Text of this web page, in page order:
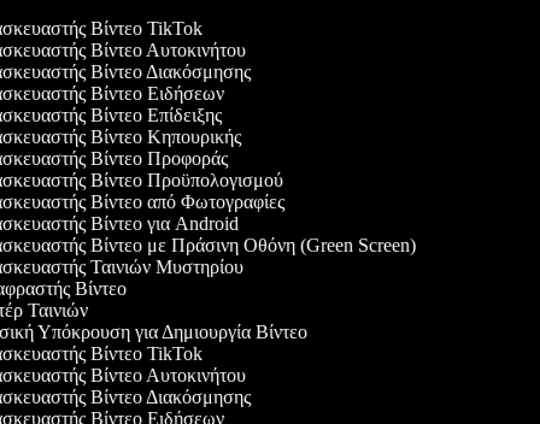
Βίντεο TikTok
Βίντεο Αυτοκινήτου
Βίντεο Διακόσμησης
Βίντεο Ειδήσεων
Βίντεο Επίδειξης
Βίντεο Κηπουρικής
Βίντεο Προφοράς
Βίντεο Προϋπολογισμού
Βίντεο από Φωτογραφίες
Βίντεο για Android
Βίντεο με Πράσινη Οθόνη (Green Screen)
Ταινιών Μυστηρίου
Βίντεο
Ταινιών
Υπόκρουση για Δημιουργία Βίντεο
Βίντεο TikTok
Βίντεο Αυτοκινήτου
Βίντεο Διακόσμησης
Βίντεο Ειδήσεων